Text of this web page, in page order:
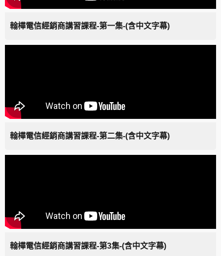
翰樺電信經銷商講習課程-第一集-(含中文字幕)
翰樺電信經銷商講習課程-第二集-(含中文字幕)
翰樺電信經銷商講習課程-第3集-(含中文字幕)